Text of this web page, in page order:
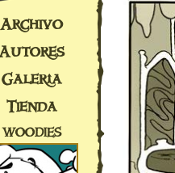
Archivo
Autores
Galería
Tienda
WOODIES